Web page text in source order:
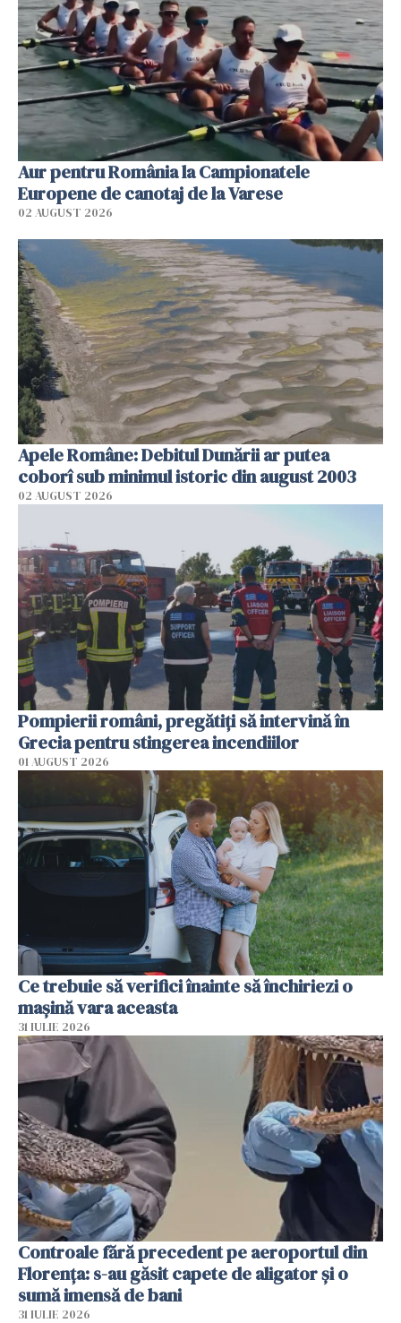
Aur pentru România la Campionatele
Europene de canotaj de la Varese
02 AUGUST 2026
Apele Române: Debitul Dunării ar putea
coborî sub minimul istoric din august 2003
02 AUGUST 2026
Pompierii români, pregătiţi să intervină în
Grecia pentru stingerea incendiilor
01 AUGUST 2026
Ce trebuie să verifici înainte să închiriezi o
mașină vara aceasta
31 IULIE 2026
Controale fără precedent pe aeroportul din
Florența: s-au găsit capete de aligator și o
sumă imensă de bani
31 IULIE 2026